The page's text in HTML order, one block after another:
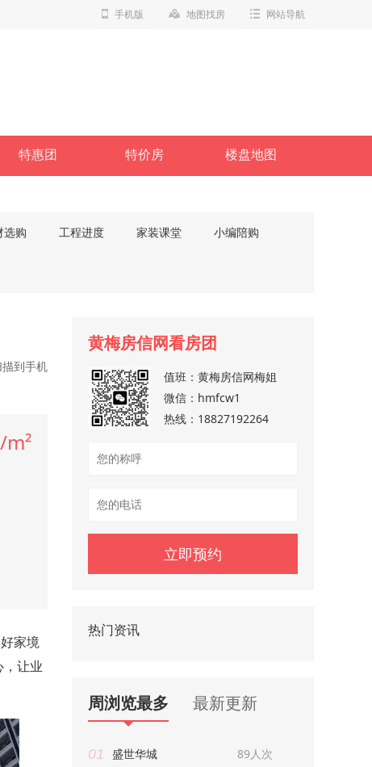
手机版 地图找房 网站导航
特惠团 特价房 楼盘地图
选购 工程进度 家装课堂 小编陪购
到手机
家境
让业
黄梅房信网看房团
值班： 黄梅房信网梅姐
微信： hmfcw1
热线： 18827192264
热门资讯
周浏览最多 最新更新
01 盛世华城
89人次